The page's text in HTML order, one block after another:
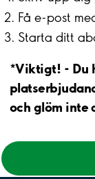
Få e-post
Starta ditt
*Viktigt! - Du
och glöm inte